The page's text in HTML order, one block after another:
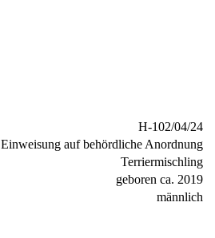
H-102/04/24
Einweisung auf behördliche Anordnung
Terriermischling
geboren ca. 2019
männlich